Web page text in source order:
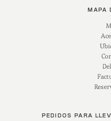
MAPA
PEDIDOS PARA